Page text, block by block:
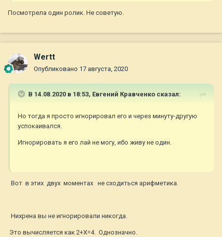
Посмотрела один ролик. Не советую.
Wertt
Опубликовано 17 августа, 2020
В 14.08.2020 в 18:53, Евгений Кравченко сказал:
Но тогда я просто игнорировал его и через минуту-другую
успокаивался.
Игнорировать я его лай не могу, ибо живу не один.
Вот в этих двух моментах не сходиться арифметика.
Нихрена вы не игнорировали никогда.
Это вычисляется как 2+Х=4. Однозначно.